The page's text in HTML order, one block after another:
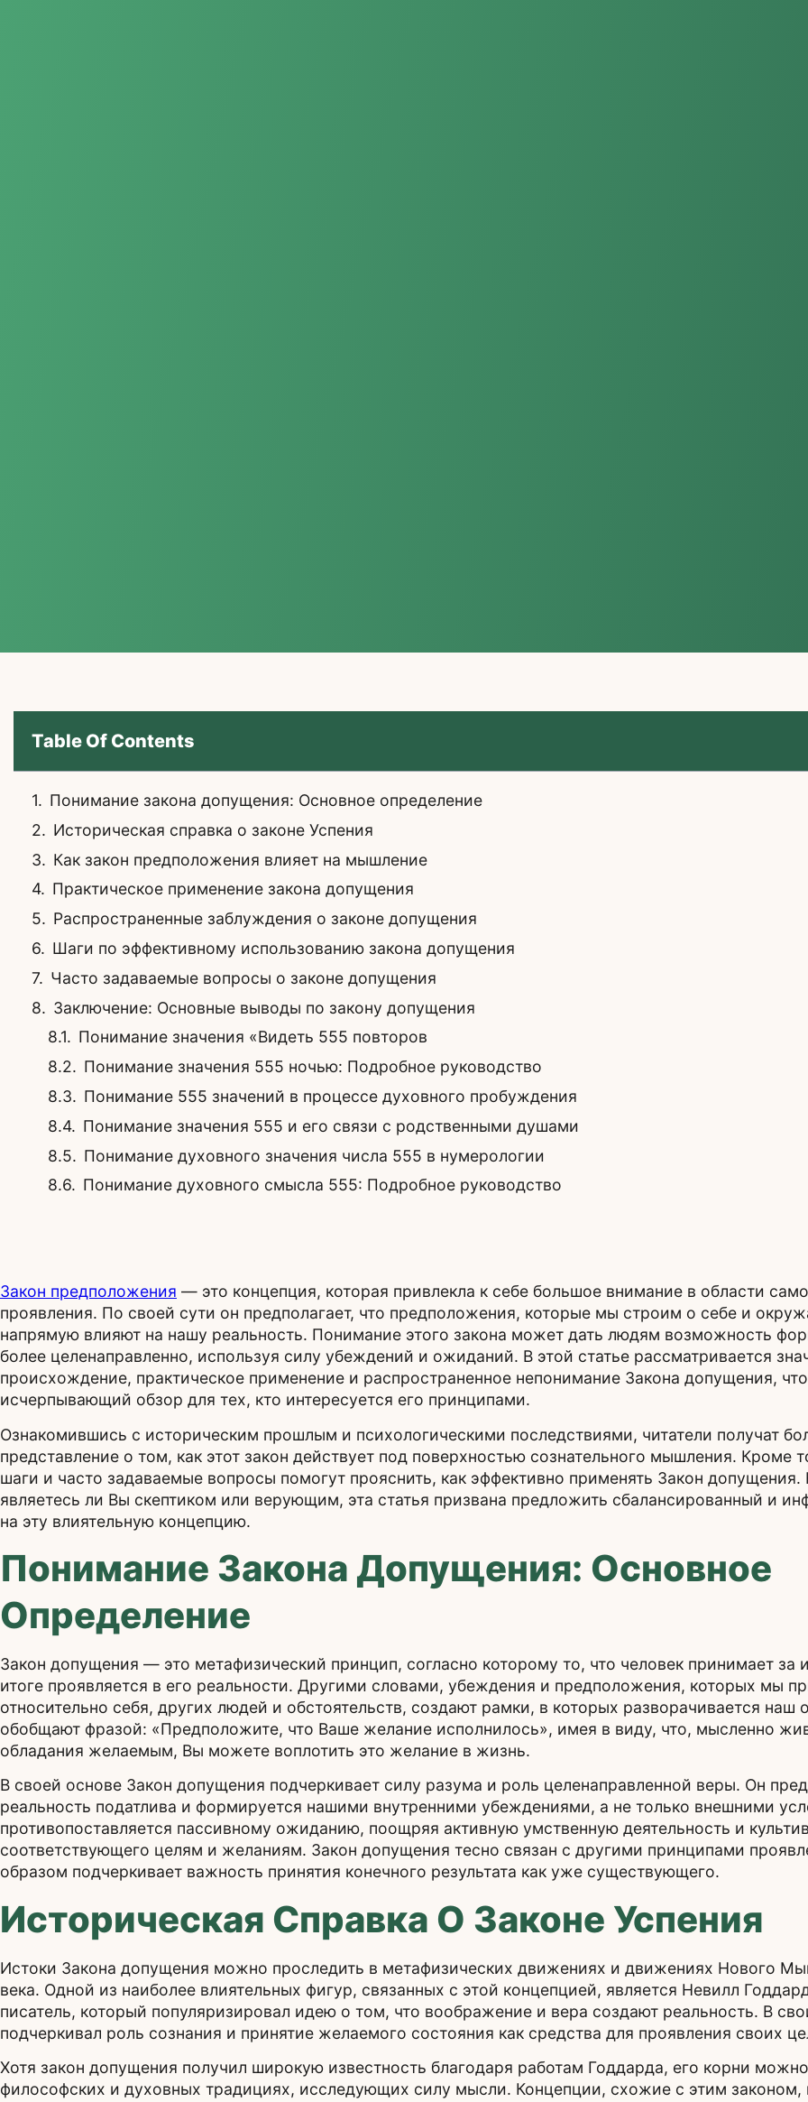
Table Of Contents
Понимание закона допущения: Основное определение
Историческая справка о законе Успения
Как закон предположения влияет на мышление
Практическое применение закона допущения
Распространенные заблуждения о законе допущения
Шаги по эффективному использованию закона допущения
Часто задаваемые вопросы о законе допущения
Заключение: Основные выводы по закону допущения
Понимание значения «Видеть 555 повторов
Понимание значения 555 ночью: Подробное руководство
Понимание 555 значений в процессе духовного пробуждения
Понимание значения 555 и его связи с родственными душами
Понимание духовного значения числа 555 в нумерологии
Понимание духовного смысла 555: Подробное руководство
Закон предположения — это концепция, которая привлекла к себе большое внимание в области
проявления. По своей сути он предполагает, что предположения, которые мы строим о себе и
напрямую влияют на нашу реальность. Понимание этого закона может дать людям возможность
более целенаправленно, используя силу убеждений и ожиданий. В этой статье рассматривается
происхождение, практическое применение и распространенное непонимание Закона допущения,
исчерпывающий обзор для тех, кто интересуется его принципами.
Ознакомившись с историческим прошлым и психологическими последствиями, читатели получат
представление о том, как этот закон действует под поверхностью сознательного мышления. Кроме
шаги и часто задаваемые вопросы помогут прояснить, как эффективно применять Закон допущения.
являетесь ли Вы скептиком или верующим, эта статья призвана предложить сбалансированный и
на эту влиятельную концепцию.
Понимание Закона Допущения: Основное
Определение
Закон допущения — это метафизический принцип, согласно которому то, что человек принимает за
итоге проявляется в его реальности. Другими словами, убеждения и предположения, которых мы
относительно себя, других людей и обстоятельств, создают рамки, в которых разворачивается наш
обобщают фразой: «Предположите, что Ваше желание исполнилось», имея в виду, что, мысленно
обладания желаемым, Вы можете воплотить это желание в жизнь.
В своей основе Закон допущения подчеркивает силу разума и роль целенаправленной веры. Он
реальность податлива и формируется нашими внутренними убеждениями, а не только внешними
противопоставляется пассивному ожиданию, поощряя активную умственную деятельность и
соответствующего целям и желаниям. Закон допущения тесно связан с другими принципами
образом подчеркивает важность принятия конечного результата как уже существующего.
Историческая Справка О Законе Успения
Истоки Закона допущения можно проследить в метафизических движениях и движениях Нового
века. Одной из наиболее влиятельных фигур, связанных с этой концепцией, является Невилл
писатель, который популяризировал идею о том, что воображение и вера создают реальность. В
подчеркивал роль сознания и принятие желаемого состояния как средства для проявления своих
Хотя закон допущения получил широкую известность благодаря работам Годдарда, его корни
философских и духовных традициях, исследующих силу мысли. Концепции, схожие с этим законом,